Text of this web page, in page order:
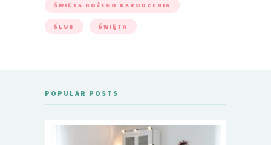
ŚWIĘTA BOŻEGO NARODZENIA
ŚLUB ŚWIĘTA
POPULAR POSTS